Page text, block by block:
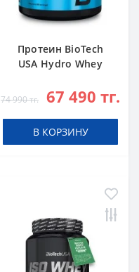
Протеин BioTech
USA Hydro Whey
74 990 тг. 67 490 тг.
В КОРЗИНУ